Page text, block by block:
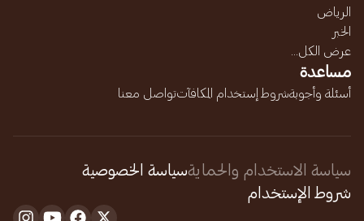
الرياض
الخبر
عرض الكل...
مساعدة
أسئلة وأجوبةشروط إستخدام المكافآتتواصل معنا
سياسة الاستخدام والحمايةسياسة الخصوصية
شروط الإستخدام